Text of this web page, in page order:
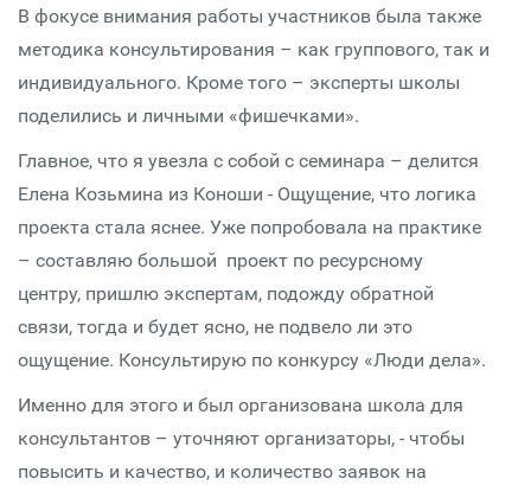
В фокусе внимания работы участников была также
методика консультирования – как группового, так и
индивидуального. Кроме того – эксперты школы
поделились и личными «фишечками».
Главное, что я увезла с собой с семинара – делится
Елена Козьмина из Коноши - Ощущение, что логика
проекта стала яснее. Уже попробовала на практике
– составляю большой проект по ресурсному
центру, пришлю экспертам, подожду обратной
связи, тогда и будет ясно, не подвело ли это
ощущение. Консультирую по конкурсу «Люди дела».
Именно для этого и был организована школа для
консультантов – уточняют организаторы, - чтобы
повысить и качество, и количество заявок на